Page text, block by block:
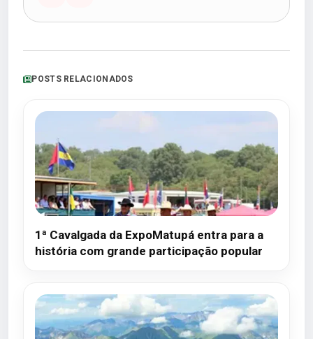
POSTS RELACIONADOS
1ª Cavalgada da ExpoMatupá entra para a
história com grande participação popular